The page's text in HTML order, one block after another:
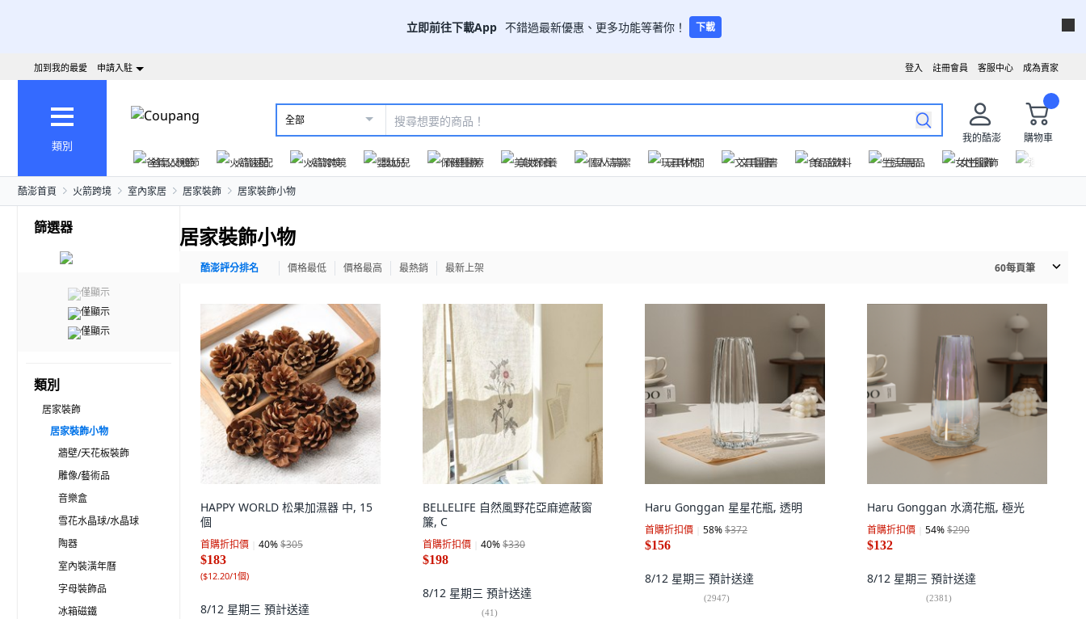
立即前往下載App 不錯過最新優惠、更多功能等著你！ 下載
成為賣家
客服中心
註冊會員
登入
加到我的最愛 申請入駐
類別
全部
我的酷澎
購物車
爸氣父親節
火箭速配 火箭跨境 嬰幼兒 保健醫療 美妝保養 個人清潔 玩具休閒 文具圖書 食品飲料 生活用品 女性服飾
酷澎首頁 火箭跨境 室內家居 居家裝飾 居家裝飾小物
篩選器
僅顯示
僅顯示
僅顯示
類別
居家裝飾
居家裝飾小物
牆壁/天花板裝飾
雕像/藝術品
音樂盒
雪花水晶球/水晶球
陶器
室內裝潢年曆
字母裝飾品
冰箱磁鐵
居家裝飾小物
酷澎評分排名 價格最低 價格最高 最熱銷 最新上架 60每頁筆
HAPPY WORLD 松果加濕器 中, 15
個
首購折扣價 40%$305
$183
($12.20/1個)
8/12 星期三 預計送達
BELLELIFE 自然風野花亞麻遮蔽窗
簾, C
首購折扣價 40%$330
$198
8/12 星期三 預計送達
(41)
Haru Gonggan 星星花瓶, 透明
首購折扣價 58%$372
$156
8/12 星期三 預計送達
(2947)
Haru Gonggan 水滴花瓶, 極光
首購折扣價 54%$290
$132
8/12 星期三 預計送達
(2381)